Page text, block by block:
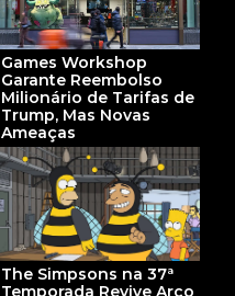
Games Workshop
Garante Reembolso
Milionário de Tarifas de
Trump, Mas Novas
Ameaças
The Simpsons na 37ª